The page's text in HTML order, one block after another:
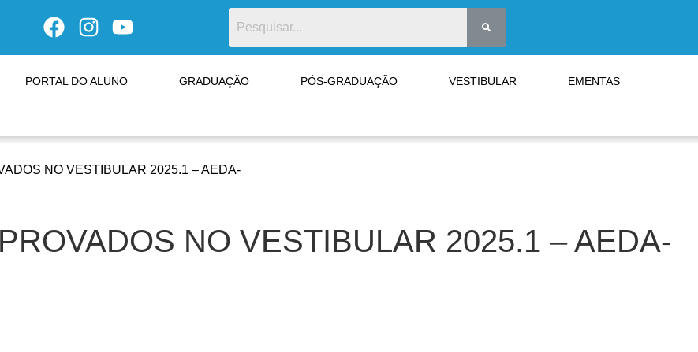
PORTAL DO ALUNO GRADUAÇÃO PÓS-GRADUAÇÃO VESTIBULAR EMENTAS
NO VESTIBULAR 2025.1 – AEDA-
NO VESTIBULAR 2025.1 – AEDA-